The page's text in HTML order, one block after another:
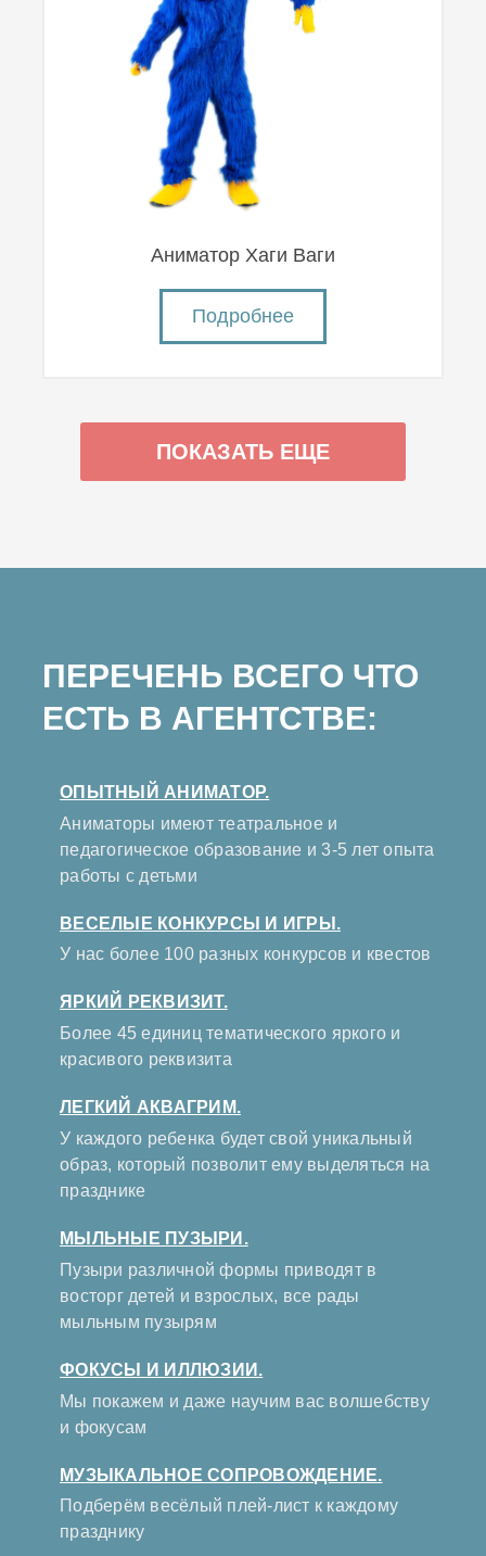
Аниматор Хаги Ваги
Подробнее
ПОКАЗАТЬ ЕЩЕ
ПЕРЕЧЕНЬ ВСЕГО ЧТО
ЕСТЬ В АГЕНТСТВЕ:
ОПЫТНЫЙ АНИМАТОР.
Аниматоры имеют театральное и
педагогическое образование и 3-5 лет опыта
работы с детьми
ВЕСЕЛЫЕ КОНКУРСЫ И ИГРЫ.
У нас более 100 разных конкурсов и квестов
ЯРКИЙ РЕКВИЗИТ.
Более 45 единиц тематического яркого и
красивого реквизита
ЛЕГКИЙ АКВАГРИМ.
У каждого ребенка будет свой уникальный
образ, который позволит ему выделяться на
празднике
МЫЛЬНЫЕ ПУЗЫРИ.
Пузыри различной формы приводят в
восторг детей и взрослых, все рады
мыльным пузырям
ФОКУСЫ И ИЛЛЮЗИИ.
Мы покажем и даже научим вас волшебству
и фокусам
МУЗЫКАЛЬНОЕ СОПРОВОЖДЕНИЕ.
Подберём весёлый плей-лист к каждому
празднику